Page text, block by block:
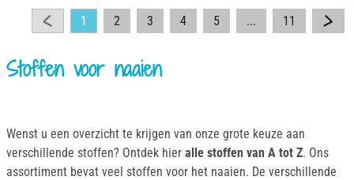
1 2 3 4 5 ... 11
Stoffen voor naaien
Wenst u een overzicht te krijgen van onze grote keuze aan
verschillende stoffen? Ontdek hier alle stoffen van A tot Z. Ons
assortiment bevat veel stoffen voor het naaien. De verschillende